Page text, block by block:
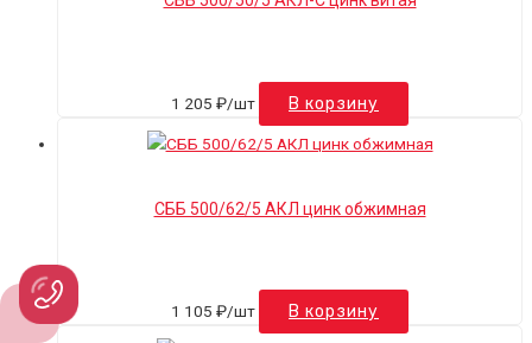
1 205 ₽/шт В корзину
СББ 500/62/5 АКЛ цинк обжимная
1 105 ₽/шт В корзину